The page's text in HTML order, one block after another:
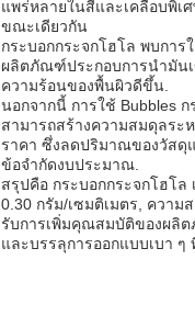
แพร่หลายในสีและเคลือบพิเ
ขณะเดียวกัน
กระบอกกระจกโฮโล พบการ
ผลิตภัณฑ์ประกอบการนํามัน
ความร้อนของพื้นผิวดีขึ้น.
นอกจากนี้ การใช้ Bubbles
สามารถสร้างความสมดุลระ
ราคา ซึ่งลดปริมาณของวัสดุ
ข้อจํากัดงบประมาณ.
สรุปคือ กระบอกกระจกโฮโ
0.30 กรัม/เซมติเมตร, ควา
รับการเพิ่มคุณสมบัติของผลิ
และบรรลุการออกแบบเบา